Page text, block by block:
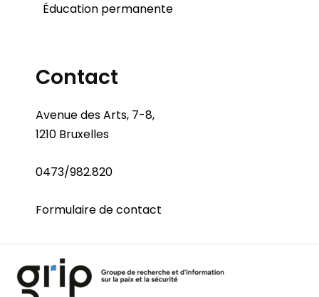
Éducation permanente
Contact
Avenue des Arts, 7-8,
1210 Bruxelles
0473/982.820
Formulaire de contact